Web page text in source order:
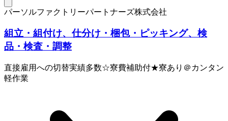
パーソルファクトリーパートナーズ株式会社
組立・組付け、仕分け・梱包・ピッキング、検
品・検査・調整
直接雇用への切替実績多数☆寮費補助付★寮あり＠カンタン
軽作業